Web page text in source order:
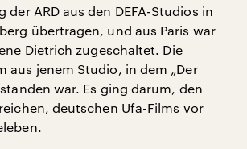
der ARD aus den DEFA-Studios in
übertragen, und aus Paris war
Dietrich zugeschaltet. Die
aus jenem Studio, in dem „Der
war. Es ging darum, den
deutschen Ufa-Films vor